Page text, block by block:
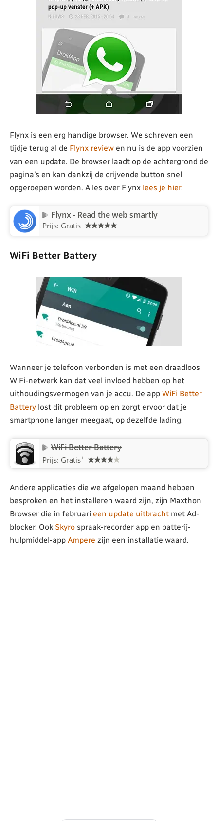
Flynx is een erg handige browser. We schreven een
tijdje terug al de Flynx review en nu is de app voorzien
van een update. De browser laadt op de achtergrond de
pagina’s en kan dankzij de drijvende button snel
opgeroepen worden. Alles over Flynx lees je hier.
Flynx - Read the web smartly
Prijs: Gratis
WiFi Better Battery
Wanneer je telefoon verbonden is met een draadloos
WiFi-netwerk kan dat veel invloed hebben op het
uithoudingsvermogen van je accu. De app WiFi Better
Battery lost dit probleem op en zorgt ervoor dat je
smartphone langer meegaat, op dezelfde lading.
WiFi Better Battery
Prijs: Gratis+
Andere applicaties die we afgelopen maand hebben
besproken en het installeren waard zijn, zijn Maxthon
Browser die in februari een update uitbracht met Ad-
blocker. Ook Skyro spraak-recorder app en batterij-
hulpmiddel-app Ampere zijn een installatie waard.